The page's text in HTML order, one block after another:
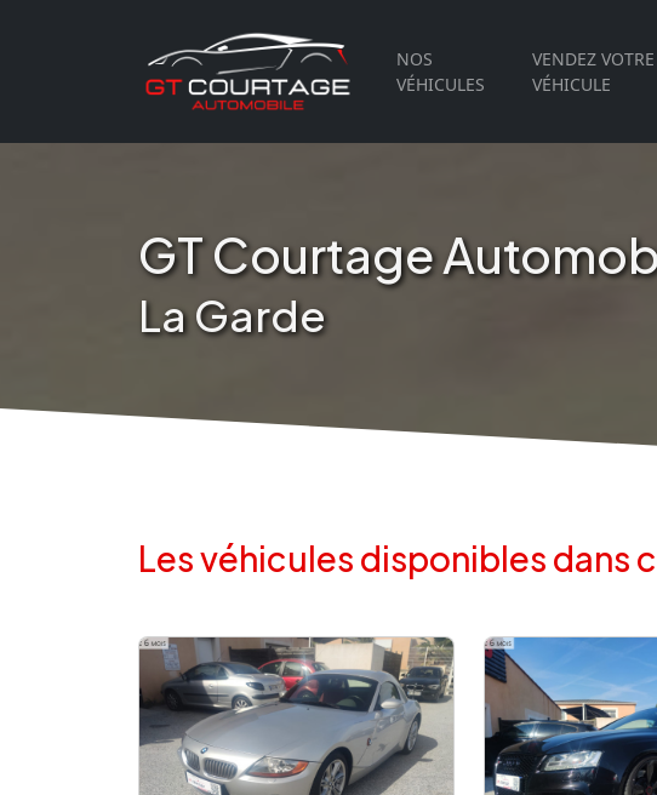
NOS
VÉHICULES
VENDEZ VOTRE
VÉHICULE
GT Courtage
La Garde
Les véhicules disponibles dans